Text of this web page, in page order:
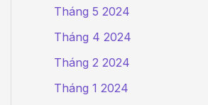
Tháng 5 2024
Tháng 4 2024
Tháng 2 2024
Tháng 1 2024